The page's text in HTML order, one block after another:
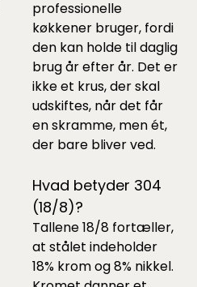
professionelle
køkkener bruger, fordi
den kan holde til daglig
brug år efter år. Det er
ikke et krus, der skal
udskiftes, når det får
en skramme, men ét,
der bare bliver ved.
Hvad betyder 304
(18/8)?
Tallene 18/8 fortæller,
at stålet indeholder
18% krom og 8% nikkel.